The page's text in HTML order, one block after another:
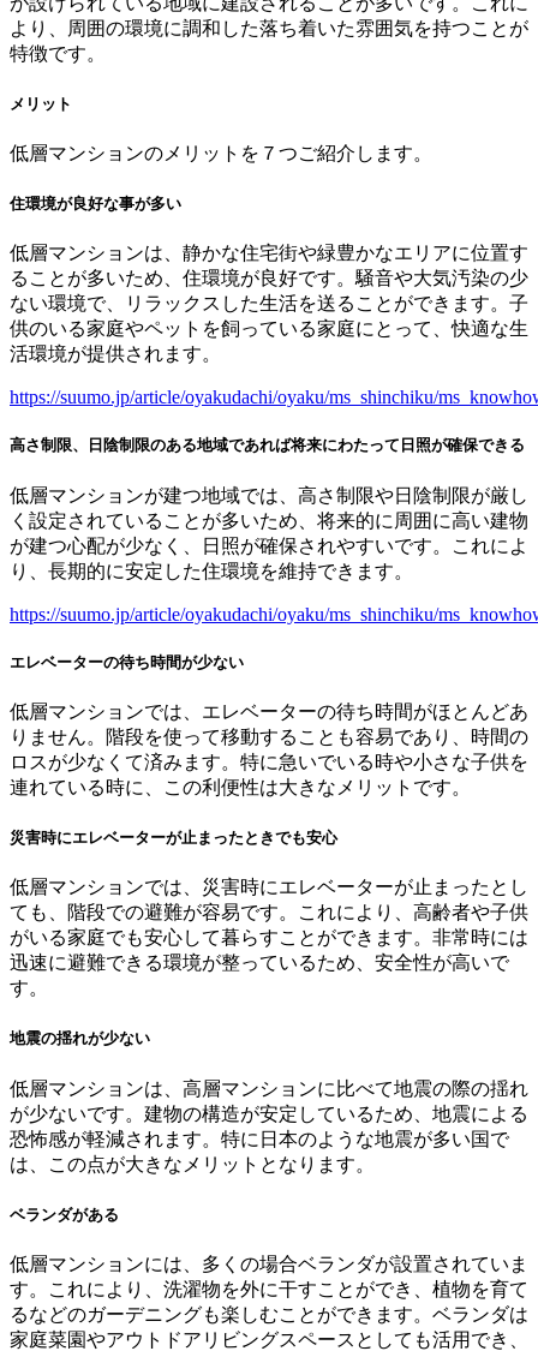
より、周囲の環境に調和した落ち着いた雰囲気を持つことが
特徴です。
メリット
低層マンションのメリットを７つご紹介します。
住環境が良好な事が多い
低層マンションは、静かな住宅街や緑豊かなエリアに位置す
ることが多いため、住環境が良好です。騒音や大気汚染の少
ない環境で、リラックスした生活を送ることができます。子
供のいる家庭やペットを飼っている家庭にとって、快適な生
活環境が提供されます。
https://suumo.jp/article/oyakudachi/oyaku/ms_shinchiku/
高さ制限、日陰制限のある地域であれば将来にわたって日照が確保できる
低層マンションが建つ地域では、高さ制限や日陰制限が厳し
く設定されていることが多いため、将来的に周囲に高い建物
が建つ心配が少なく、日照が確保されやすいです。これによ
り、長期的に安定した住環境を維持できます。
https://suumo.jp/article/oyakudachi/oyaku/ms_shinchiku/
エレベーターの待ち時間が少ない
低層マンションでは、エレベーターの待ち時間がほとんどあ
りません。階段を使って移動することも容易であり、時間の
ロスが少なくて済みます。特に急いでいる時や小さな子供を
連れている時に、この利便性は大きなメリットです。
災害時にエレベーターが止まったときでも安心
低層マンションでは、災害時にエレベーターが止まったとし
ても、階段での避難が容易です。これにより、高齢者や子供
がいる家庭でも安心して暮らすことができます。非常時には
迅速に避難できる環境が整っているため、安全性が高いで
す。
地震の揺れが少ない
低層マンションは、高層マンションに比べて地震の際の揺れ
が少ないです。建物の構造が安定しているため、地震による
恐怖感が軽減されます。特に日本のような地震が多い国で
は、この点が大きなメリットとなります。
ベランダがある
低層マンションには、多くの場合ベランダが設置されていま
す。これにより、洗濯物を外に干すことができ、植物を育て
るなどのガーデニングも楽しむことができます。ベランダは
家庭菜園やアウトドアリビングスペースとしても活用でき、